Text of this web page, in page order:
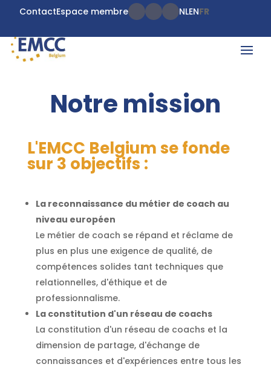
ContactEspace membre NLENFR
Notre mission
L'EMCC Belgium se fonde
sur 3 objectifs :
La reconnaissance du métier de coach au
niveau européen
Le métier de coach se répand et réclame de
plus en plus une exigence de qualité, de
compétences solides tant techniques que
relationnelles, d'éthique et de
professionnalisme.
La constitution d'un réseau de coachs
La constitution d'un réseau de coachs et la
dimension de partage, d'échange de
connaissances et d'expériences entre tous les